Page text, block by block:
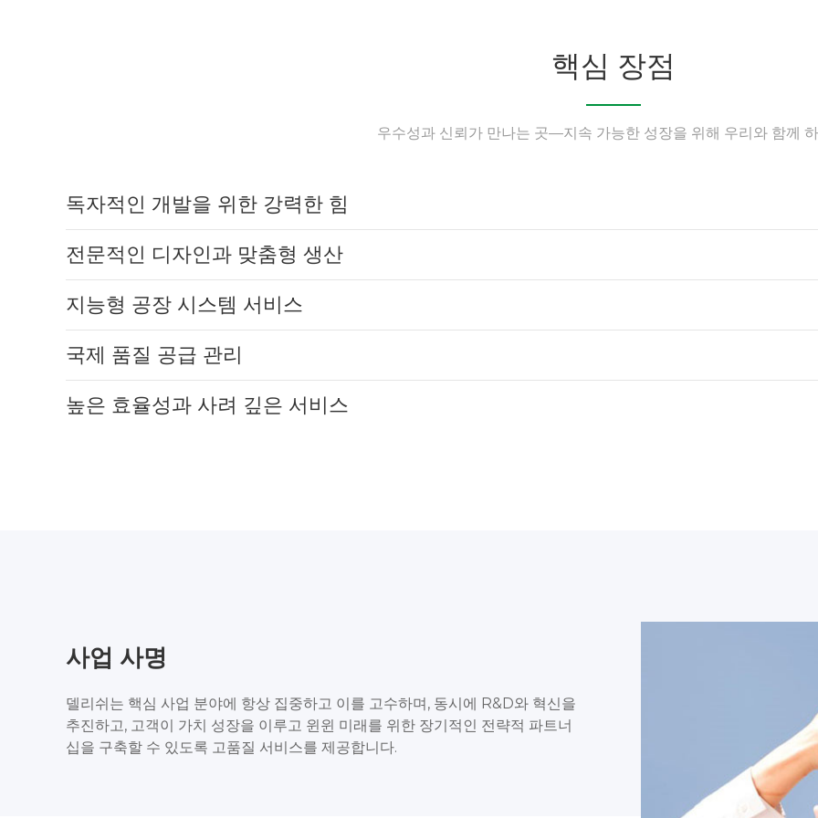
핵심 장점
우수성과 신뢰가 만나는 곳—지속 가능한 성장을 위해 우리와 함께
독자적인 개발을 위한 강력한 힘
전문적인 디자인과 맞춤형 생산
지능형 공장 시스템 서비스
국제 품질 공급 관리
높은 효율성과 사려 깊은 서비스
사업 사명
델리쉬는 핵심 사업 분야에 항상 집중하고 이를 고수하며, 동시에 R&D와 혁신을
추진하고, 고객이 가치 성장을 이루고 윈윈 미래를 위한 장기적인 전략적 파트너
십을 구축할 수 있도록 고품질 서비스를 제공합니다.